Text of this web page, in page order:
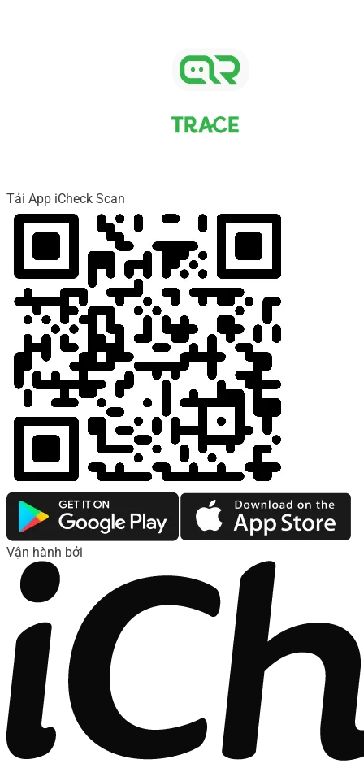
Tải App iCheck Scan
Vận hành bởi